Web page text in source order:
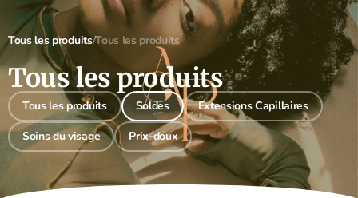
Tous les produits/Tous les produits
Tous les produits
Tous les produits Soldes
Extensions Capillaires
Soins du visage
Prix-doux